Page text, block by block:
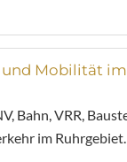
und Mobilität im
Bahn, VRR,
im Ruhrgebiet.